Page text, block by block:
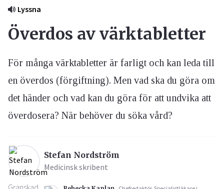
Lyssna
Överdos av värktabletter
För många värktabletter är farligt och kan leda till
en överdos (förgiftning). Men vad ska du göra om
det händer och vad kan du göra för att undvika att
överdosera? När behöver du söka vård?
Stefan Nordström
Medicinsk skribent
Granskad